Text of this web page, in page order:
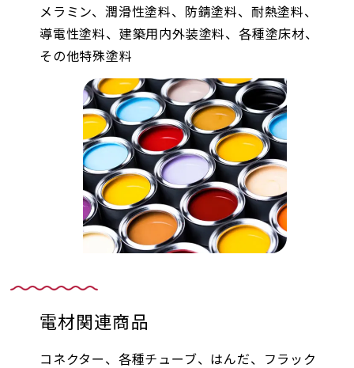
メラミン、潤滑性塗料、防錆塗料、耐熱塗料、
導電性塗料、建築用内外装塗料、各種塗床材、
その他特殊塗料
電材関連商品
コネクター、各種チューブ、はんだ、フラック